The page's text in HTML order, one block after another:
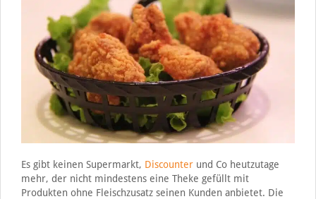
Es gibt keinen Supermarkt, Discounterund Co heutzutage
mehr, der nicht mindestens eine Theke gefüllt mit
Produkten ohne Fleischzusatz seinen Kunden anbietet. Die